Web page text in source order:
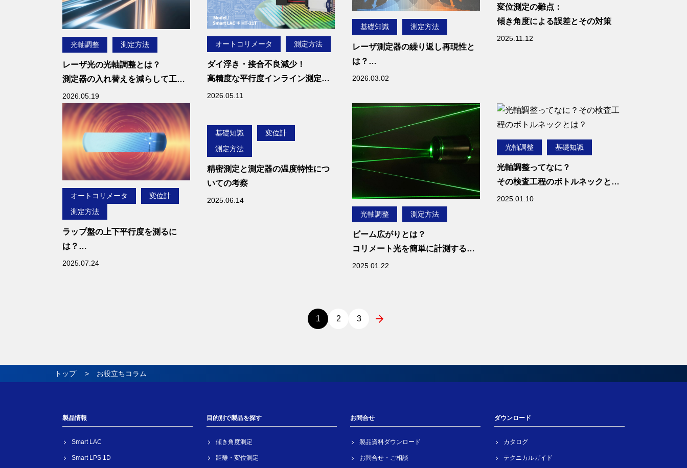
【この記事でわかること】
・レーザ変位計で振動を測定
する仕組み
めのポイント
・変位データから振動の周波
数を求めるFFT解析の基礎
位計の選び方
【この記事でわかること】
・平面度とは何か
・平面度測定の主な方法
由
光軸調整 測定方法
レーザ光の光軸調整とは？
測定器の入れ替えを減らして工程
を簡略化する方法を解説
2026.05.19
オートコリメータ 測定方法
ダイ浮き・接合不良減少！
高精度な平行度インライン測定の
実現
2026.05.11
基礎知識 測定方法
レーザ測定器の繰り返し再現性と
は？
悪化する原因と改善方法を解説
2026.03.02
変位測定の難点：
傾き角度による誤差とその対策
2025.11.12
オートコリメータ
変位計
測定方法
ラップ盤の上下平行度を測るに
は？
Smart LACを用いた測定方法を解
2025.07.24
基礎知識
変位計
測定方法
精密測定と測定器の温度特性につ
いての考察
2025.06.14
光軸調整
測定方法
ビーム広がりとは？
コリメート光を簡単に計測する方
法を解説
2025.01.22
光軸調整 基礎知識
光軸調整ってなに？
その検査工程のボトルネックと
は？
2025.01.10
1 2 3
トップ お役立ちコラム
製品情報
Smart LAC
Smart LPS 1D
目的別で製品を探す
傾き角度測定
距離・変位測定
お問合せ
製品資料ダウンロード
お問合せ・ご相談
ダウンロード
カタログ
テクニカルガイド